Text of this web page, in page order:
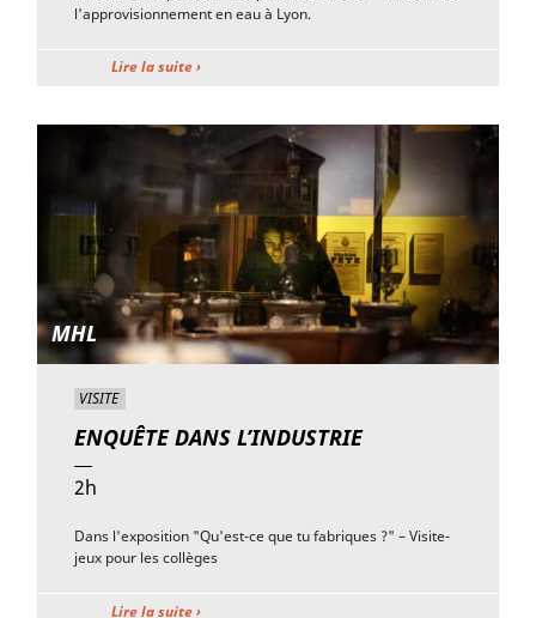
l'approvisionnement en eau à Lyon.
Lire la suite ›
MHL
VISITE
ENQUÊTE DANS L’INDUSTRIE
2h
Dans l'exposition "Qu'est-ce que tu fabriques ?" – Visite-
jeux pour les collèges
Lire la suite ›